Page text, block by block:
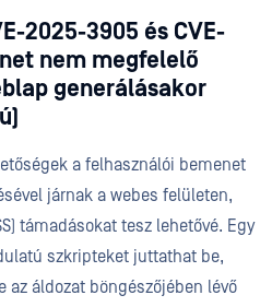
2025-3905 és CVE-
nem megfelelő
generálásakor
a felhasználói bemenet
járnak a webes felületen,
támadásokat tesz lehetővé. Egy
szkripteket juttathat be,
az áldozat böngészőjében lévő